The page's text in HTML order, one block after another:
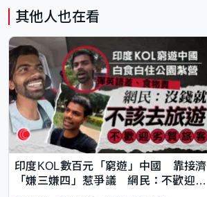
其他人也在看
印度KOL數百元「窮遊」中國 靠接濟
「嫌三嫌四」惹爭議 網民：不歡迎劣